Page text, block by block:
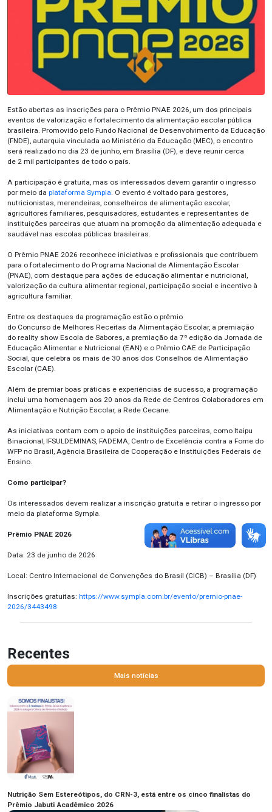
Estão abertas as inscrições para o Prêmio PNAE 2026, um dos principais
eventos de valorização e fortalecimento da alimentação escolar pública
brasileira. Promovido pelo Fundo Nacional de Desenvolvimento da Educação
(FNDE), autarquia vinculada ao Ministério da Educação (MEC), o encontro
será realizado no dia 23 de junho, em Brasília (DF), e deve reunir cerca
de 2 mil participantes de todo o país.
A participação é gratuita, mas os interessados devem garantir o ingresso
por meio da plataforma Sympla. O evento é voltado para gestores,
nutricionistas, merendeiras, conselheiros de alimentação escolar,
agricultores familiares, pesquisadores, estudantes e representantes de
instituições parceiras que atuam na promoção da alimentação adequada e
saudável nas escolas públicas brasileiras.
O Prêmio PNAE 2026 reconhece iniciativas e profissionais que contribuem
para o fortalecimento do Programa Nacional de Alimentação Escolar
(PNAE), com destaque para ações de educação alimentar e nutricional,
valorização da cultura alimentar regional, participação social e incentivo à
agricultura familiar.
Entre os destaques da programação estão o prêmio
do Concurso de Melhores Receitas da Alimentação Escolar, a premiação
do reality show Escola de Sabores, a premiação da 7ª edição da Jornada de
Educação Alimentar e Nutricional (EAN) e o Prêmio CAE de Participação
Social, que celebra os mais de 30 anos dos Conselhos de Alimentação
Escolar (CAE).
Além de premiar boas práticas e experiências de sucesso, a programação
inclui uma homenagem aos 20 anos da Rede de Centros Colaboradores em
Alimentação e Nutrição Escolar, a Rede Cecane.
As iniciativas contam com o apoio de instituições parceiras, como Itaipu
Binacional, IFSULDEMINAS, FADEMA, Centro de Excelência contra a Fome do
WFP no Brasil, Agência Brasileira de Cooperação e Instituições Federais de
Ensino.
Como participar?
Os interessados devem realizar a inscrição gratuita e retirar o ingresso por
meio da plataforma Sympla.
Prêmio PNAE 2026
Data: 23 de junho de 2026
Local: Centro Internacional de Convenções do Brasil (CICB) – Brasília (DF)
Inscrições gratuitas: https://www.sympla.com.br/evento/premio-pnae-
2026/3443498
Recentes
Mais notícias
Nutrição Sem Estereótipos, do CRN-3, está entre os cinco finalistas do
Prêmio Jabuti Acadêmico 2026